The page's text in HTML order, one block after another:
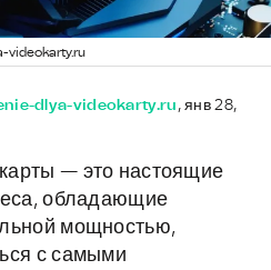
videokarty.ru
dlya-videokarty.ru , янв 28,
— это настоящие
обладающие
мощностью,
с самыми